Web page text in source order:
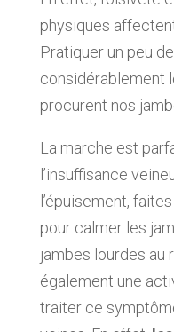
physiques
Pratiquer un peu
considérablement
procurent nos
La marche est
l’insuffisance
l’épuisement,
pour calmer les
jambes lourdes au
également une
traiter ce